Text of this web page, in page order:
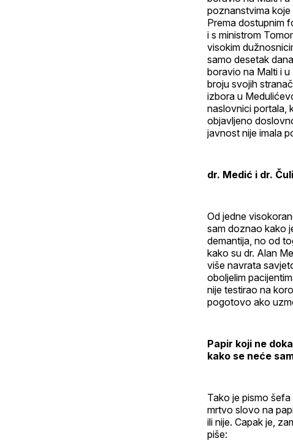
poznanstvima koje
Prema dostupnim
i s ministrom
visokim
samo desetak
boravio na Malti i
broju svojih
izbora u
naslovnici portala,
objavljeno
javnost nije imala
dr. Medić i dr.
Od jedne
sam doznao kako
demantija, no od
kako su dr. Alan
više navrata
oboljelim
nije testirao na
pogotovo ako
Papir koji ne
kako se neće
Tako je pismo
mrtvo slovo na
ili nije. Capak je,
piše: